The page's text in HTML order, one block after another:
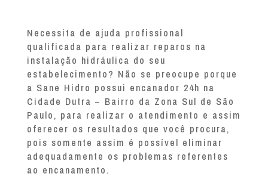
Necessita de ajuda profissional
qualificada para realizar reparos na
instalação hidráulica do seu
estabelecimento? Não se preocupe porque
a Sane Hidro possui encanador 24h na
Cidade Dutra – Bairro da Zona Sul de São
Paulo, para realizar o atendimento e assim
oferecer os resultados que você procura,
pois somente assim é possível eliminar
adequadamente os problemas referentes
ao encanamento.